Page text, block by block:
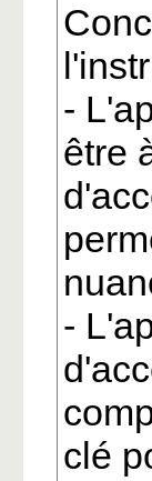
-
être
-
clé